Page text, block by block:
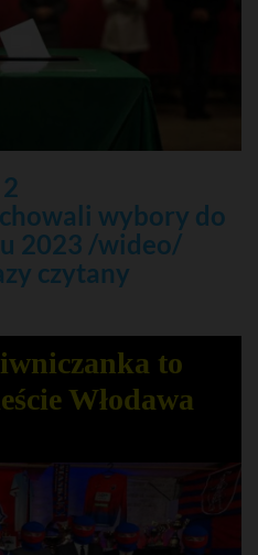
2
wybory do
2023 /wideo/
czytany
to
Włodawa